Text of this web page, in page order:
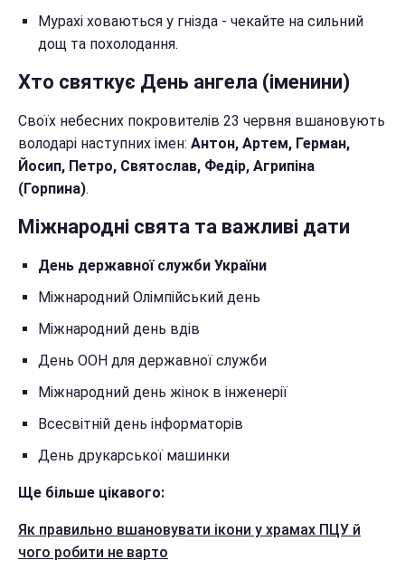
Мурахі ховаються у гнізда - чекайте на сильний
дощ та похолодання.
Хто святкує День ангела (іменини)
Своїх небесних покровителів 23 червня вшановують
володарі наступних імен: Антон, Артем, Герман,
Йосип, Петро, Святослав, Федір, Агрипіна
(Горпина).
Міжнародні свята та важливі дати
День державної служби України
Міжнародний Олімпійський день
Міжнародний день вдів
День ООН для державної служби
Міжнародний день жінок в інженерії
Всесвітній день інформаторів
День друкарської машинки
Ще більше цікавого:
Як правильно вшановувати ікони у храмах ПЦУ й
чого робити не варто